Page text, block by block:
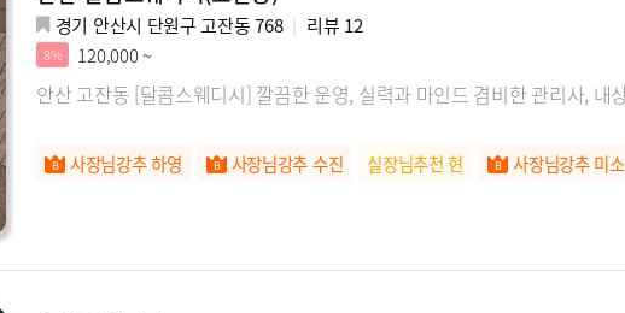
경기 안산시 단원구 고잔동 768 리뷰 12
8% 120,000 ~
안산 고잔동 [달콤스웨디시] 깔끔한 운영, 실력과 마인드 겸비한 관리사, 내
사장님강추 하영 사장님강추 수진 실장님추천 현 사장님강추 미소